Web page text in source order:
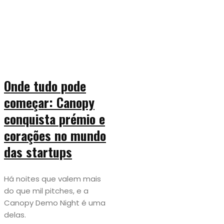
Onde tudo pode
começar: Canopy
conquista prémio e
corações no mundo
das startups
Há noites que valem mais
do que mil pitches, e a
Canopy Demo Night é uma
delas.